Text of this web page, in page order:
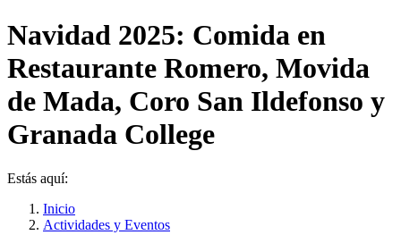
Navidad 2025: Comida en
Restaurante Romero, Movida
de Mada, Coro San Ildefonso y
Granada College
Estás aquí:
Inicio
Actividades y Eventos